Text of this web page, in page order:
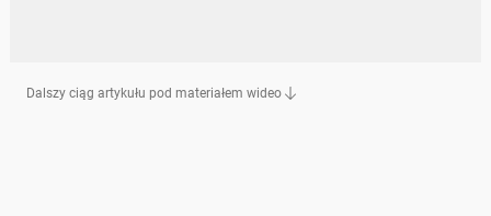
Dalszy ciąg artykułu pod materiałem wideo